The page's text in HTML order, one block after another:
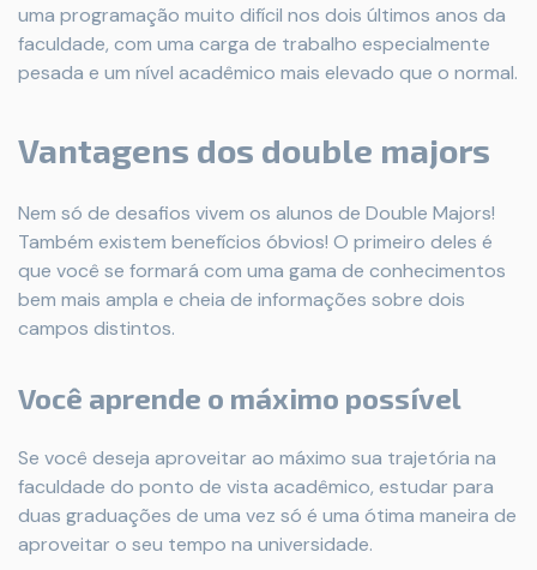
uma programação muito difícil nos dois últimos anos da
faculdade, com uma carga de trabalho especialmente
pesada e um nível acadêmico mais elevado que o normal.
Vantagens dos double majors
Nem só de desafios vivem os alunos de Double Majors!
Também existem benefícios óbvios! O primeiro deles é
que você se formará com uma gama de conhecimentos
bem mais ampla e cheia de informações sobre dois
campos distintos.
Você aprende o máximo possível
Se você deseja aproveitar ao máximo sua trajetória na
faculdade do ponto de vista acadêmico, estudar para
duas graduações de uma vez só é uma ótima maneira de
aproveitar o seu tempo na universidade.